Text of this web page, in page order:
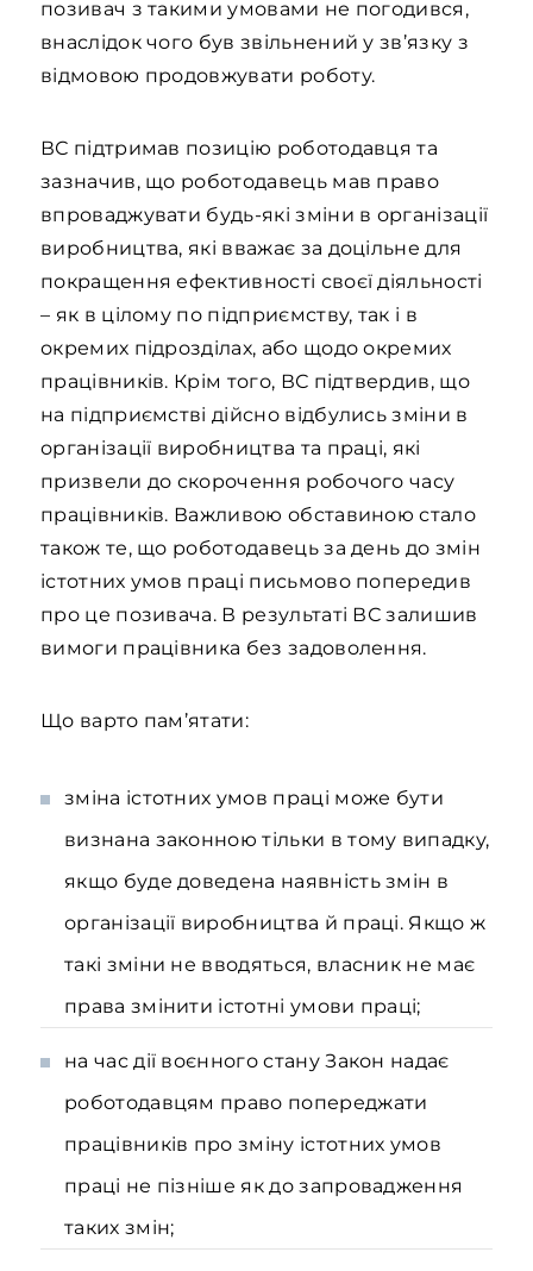
позивач з такими умовами не погодився,
внаслідок чого був звільнений у зв’язку з
відмовою продовжувати роботу.
ВС підтримав позицію роботодавця та
зазначив, що роботодавець мав право
впроваджувати будь-які зміни в організації
виробництва, які вважає за доцільне для
покращення ефективності своєї діяльності
– як в цілому по підприємству, так і в
окремих підрозділах, або щодо окремих
працівників. Крім того, ВС підтвердив, що
на підприємстві дійсно відбулись зміни в
організації виробництва та праці, які
призвели до скорочення робочого часу
працівників. Важливою обставиною стало
також те, що роботодавець за день до змін
істотних умов праці письмово попередив
про це позивача. В результаті ВС залишив
вимоги працівника без задоволення.
Що варто пам’ятати:
зміна істотних умов праці може бути
визнана законною тільки в тому випадку,
якщо буде доведена наявність змін в
організації виробництва й праці. Якщо ж
такі зміни не вводяться, власник не має
права змінити істотні умови праці;
на час дії воєнного стану Закон надає
роботодавцям право попереджати
працівників про зміну істотних умов
праці не пізніше як до запровадження
таких змін;